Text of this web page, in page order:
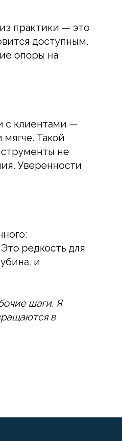
практики — это
доступным.
опоры на
с клиентами —
Такой
не
Уверенности
редкость для
и
шаги. Я
в